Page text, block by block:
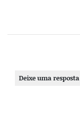
Deixe uma resposta